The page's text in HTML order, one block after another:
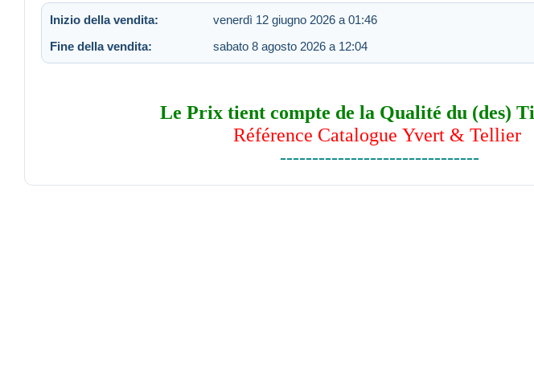
Inizio della vendita: venerdì 12 giugno 2026 a 01:46
Fine della vendita:
sabato 8 agosto 2026 a 12:04
Le Prix tient compte de la Qualité du (des)
Référence Catalogue Yvert & Tellier
-------------------------------